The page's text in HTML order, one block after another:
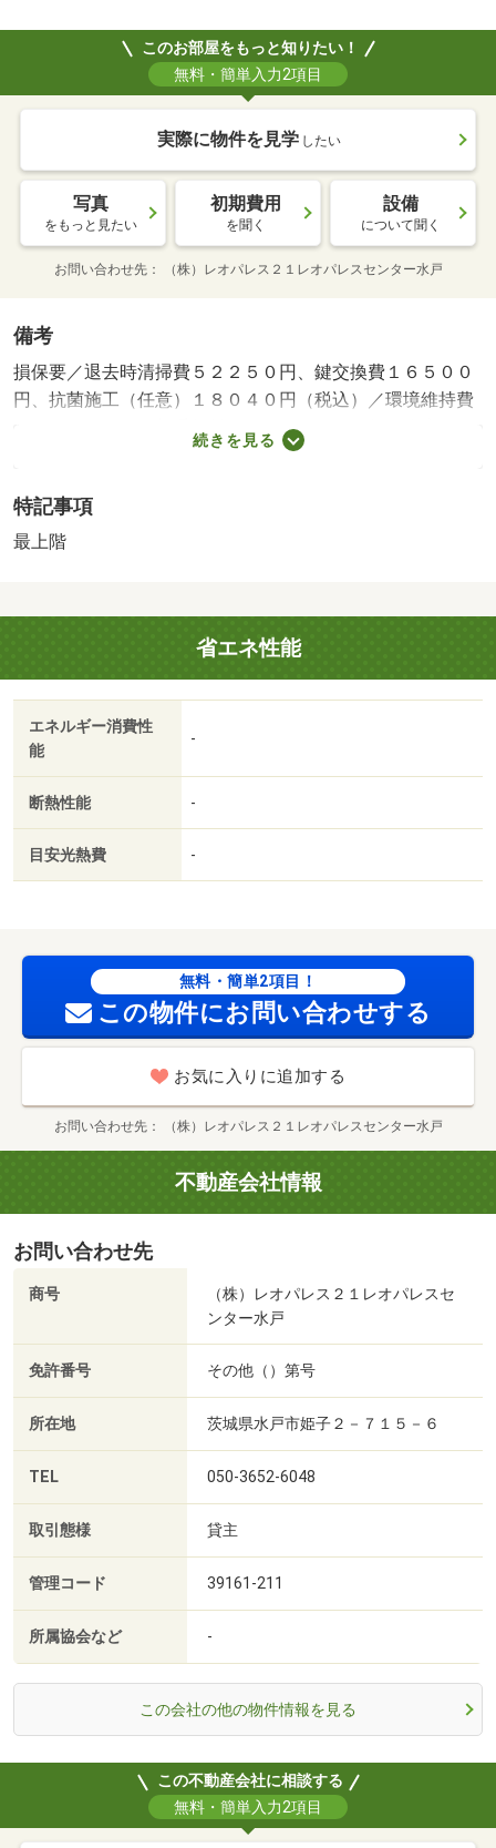
このお部屋をもっと知りたい！
無料・簡単入力2項目
実際に物件を見学 したい
写真
をもっと見たい
初期費用
を聞く
設備
について聞く
お問い合わせ先 （株）レオパレス２１レオパレスセンター水戸
備考
損保要／退去時清掃費５２２５０円、鍵交換費１６５００
円、抗菌施工（任意）１８０４０円（税込）／環境維持費
５５０円／月、更新手数料１６５００円／２年（税込）／
保証会社利用必：保証料：７７９９０円（契約内容により
／仲介手数料不要／バストイレ別／エアコン／ＴＶインタ
ーホン／室内洗濯置／温水洗浄便座／光ファイバー／最上
続きを見る
特記事項
最上階
省エネ性能
エネルギー消費性
能
-
断熱性能 -
目安光熱費 -
無料・簡単2項目！
この物件にお問い合わせする
お気に入りに追加する
お問い合わせ先 （株）レオパレス２１レオパレスセンター水戸
不動産会社情報
お問い合わせ先
商号
（株）レオパレス２１レオパレスセ
ンター水戸
免許番号 その他（）第号
所在地 茨城県水戸市姫子２－７１５－６
TEL 050-3652-6048
取引態様 貸主
管理コード 39161-211
所属協会など -
この会社の他の物件情報を見る
この不動産会社に相談する
無料・簡単入力2項目